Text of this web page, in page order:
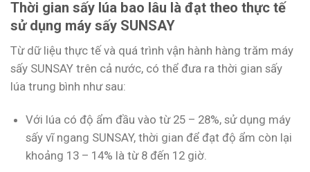
Thời gian sấy lúa bao lâu là đạt theo thực tế
sử dụng máy sấy SUNSAY
Từ dữ liệu thực tế và quá trình vận hành hàng trăm máy
sấy SUNSAY trên cả nước, có thể đưa ra thời gian sấy
lúa trung bình như sau:
Với lúa có độ ẩm đầu vào từ 25 – 28%, sử dụng máy
sấy vĩ ngang SUNSAY, thời gian để đạt độ ẩm còn lại
khoảng 13 – 14% là từ 8 đến 12 giờ.